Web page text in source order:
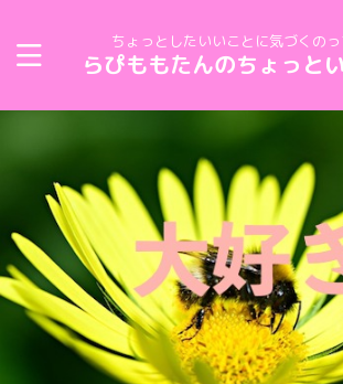
ちょっとしたいいことに気づくの
らぴももたんのちょっと